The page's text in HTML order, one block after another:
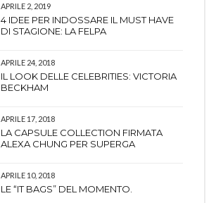
APRILE 2, 2019
4 IDEE PER INDOSSARE IL MUST HAVE
DI STAGIONE: LA FELPA
APRILE 24, 2018
IL LOOK DELLE CELEBRITIES: VICTORIA
BECKHAM
APRILE 17, 2018
LA CAPSULE COLLECTION FIRMATA
ALEXA CHUNG PER SUPERGA
APRILE 10, 2018
LE “IT BAGS” DEL MOMENTO.